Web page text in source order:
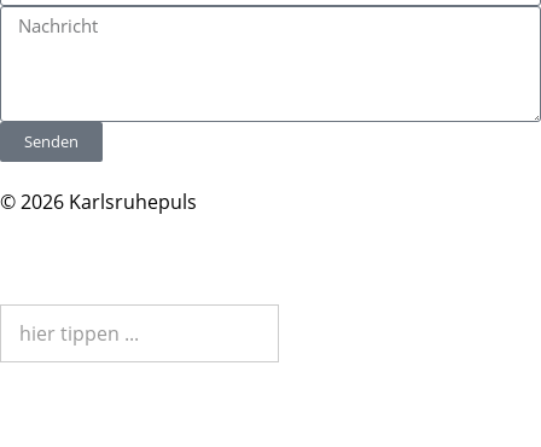
Senden
© 2026 Karlsruhepuls